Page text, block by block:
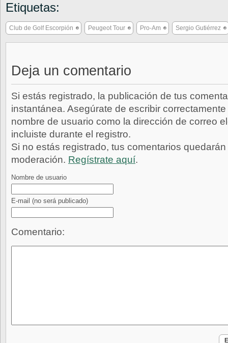
Etiquetas:
Club de Golf Escorpión Peugeot Tour Pro-Am Sergio Gutiérrez
Deja un comentario
Si estás registrado, la publicación de tus
instantánea. Asegúrate de escribir
nombre de usuario como la dirección de correo
incluiste durante el registro.
Si no estás registrado, tus comentarios
moderación. Regístrate aquí.
Nombre de usuario
E-mail (no será publicado)
Comentario: